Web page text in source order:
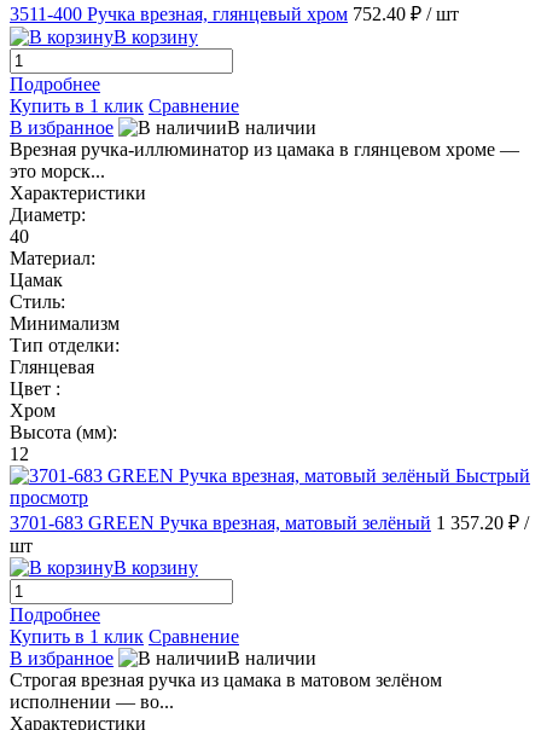
3511-400 Ручка врезная, глянцевый хром 752.40 ₽ / шт
В корзину
Подробнее
Купить в 1 клик Сравнение
В избранное
В наличии
Врезная ручка-иллюминатор из цамака в глянцевом хроме —
это морск...
Характеристики
Диаметр:
40
Материал:
Цамак
Стиль:
Минимализм
Тип отделки:
Глянцевая
Цвет :
Хром
Высота (мм):
12
Быстрый
просмотр
3701-683 GREEN Ручка врезная, матовый зелёный 1 357.20 ₽ /
шт
В корзину
Подробнее
Купить в 1 клик Сравнение
В избранное
В наличии
Строгая врезная ручка из цамака в матовом зелёном
исполнении — во...
Характеристики